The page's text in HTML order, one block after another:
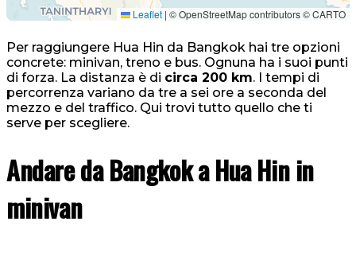
Leaflet | © OpenStreetMap contributors © CARTO
Per raggiungere Hua Hin da Bangkok hai tre opzioni
concrete: minivan, treno e bus. Ognuna ha i suoi punti
di forza. La distanza è di circa 200 km. I tempi di
percorrenza variano da tre a sei ore a seconda del
mezzo e del traffico. Qui trovi tutto quello che ti
serve per scegliere.
Andare da Bangkok a Hua Hin in
minivan